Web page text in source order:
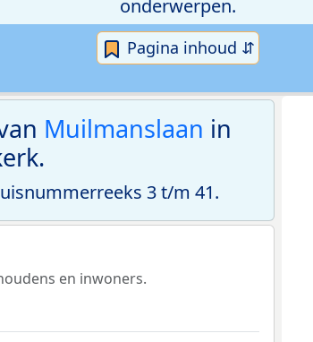
onderwerpen.
Pagina inhoud ⇵
Muilmanslaan in
3 t/m 41.
en inwoners.